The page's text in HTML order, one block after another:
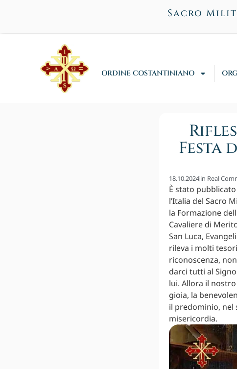
Sacro
ORDINE COSTANTINIANO
Festa
18.10.2024in Real
È stato
l’Italia del Sacro
la Formazione
Cavaliere di
San Luca,
rileva i molti
riconoscenza,
darci tutti al
lui. Allora il
gioia, la
il predominio, nel
misericordia.